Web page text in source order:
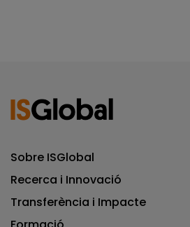
Sobre ISGlobal
Recerca i Innovació
Transferència i Impacte